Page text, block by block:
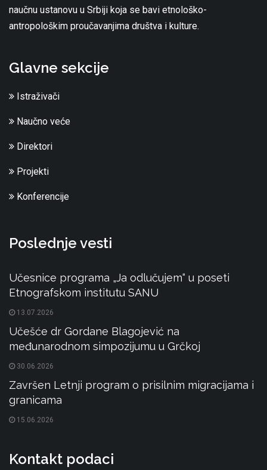
naučnu ustanovu u Srbiji koja se bavi etnološko-
antropološkim proučavanjima društva i kulture.
Glavne sekcije
Istraživači
Naučno veće
Direktori
Projekti
Konferencije
Poslednje vesti
Učesnice programa „Ja odlučujem“ u poseti
Etnografskom institutu SANU
13.07.2026
Učešće dr Gordane Blagojević na
međunarodnom simpozijumu u Grčkoj
30.06.2026
Završen Letnji program o prisilnim migracijama i
granicama
15.06.2026
Kontakt podaci